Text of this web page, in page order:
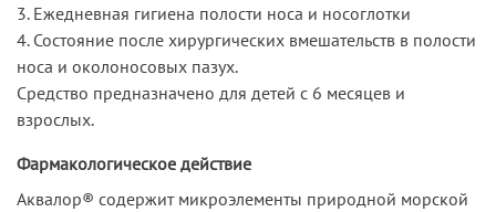
3. Ежедневная гигиена полости носа и носоглотки
4. Состояние после хирургических вмешательств в полости
носа и околоносовых пазух.
Средство предназначено для детей с 6 месяцев и
взрослых.
Фармакологическое действие
Аквалор® содержит микроэлементы природной морской